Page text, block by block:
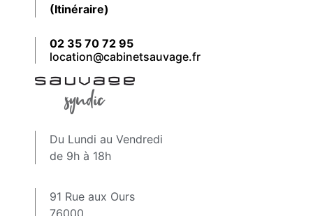
(Itinéraire)
02 35 70 72 95
location@cabinetsauvage.fr
Du Lundi au Vendredi
de 9h à 18h
91 Rue aux Ours